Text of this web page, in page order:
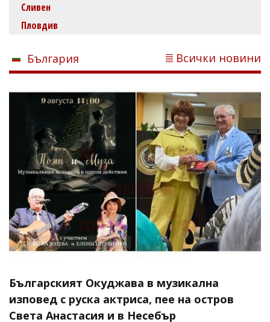
Сливен
Пловдив
България Всички новини
Българският Окуджава в музикална
изповед с руска актриса, пее на остров
Света Анастасия и в Несебър